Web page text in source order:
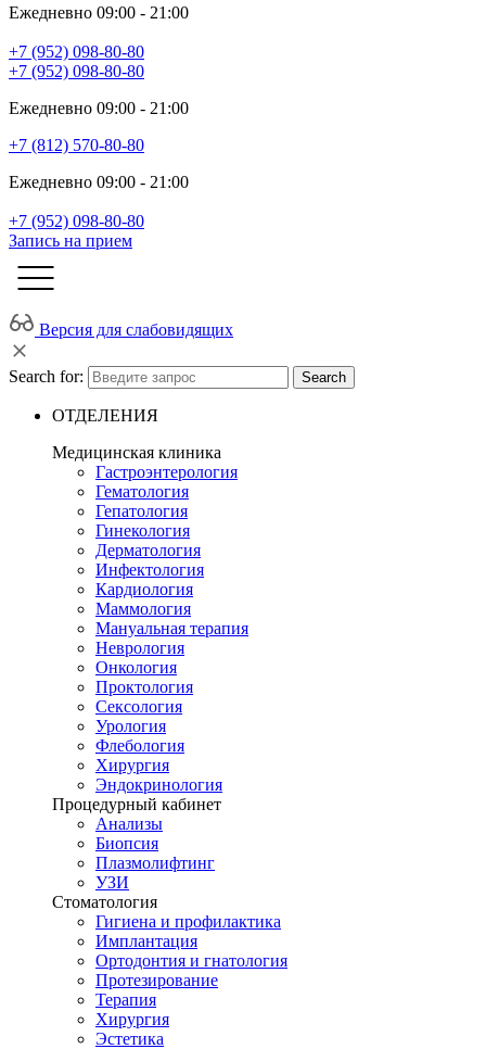
Ежедневно 09:00 - 21:00
+7 (952) 098-80-80
+7 (952) 098-80-80
Ежедневно 09:00 - 21:00
+7 (812) 570-80-80
Ежедневно 09:00 - 21:00
+7 (952) 098-80-80
Запись на прием
Версия для слабовидящих
Search for: Search
ОТДЕЛЕНИЯ
Медицинская клиника
Гастроэнтерология
Гематология
Гепатология
Гинекология
Дерматология
Инфектология
Кардиология
Маммология
Мануальная терапия
Неврология
Онкология
Проктология
Сексология
Урология
Флебология
Хирургия
Эндокринология
Процедурный кабинет
Анализы
Биопсия
Плазмолифтинг
УЗИ
Стоматология
Гигиена и профилактика
Имплантация
Ортодонтия и гнатология
Протезирование
Терапия
Хирургия
Эстетика